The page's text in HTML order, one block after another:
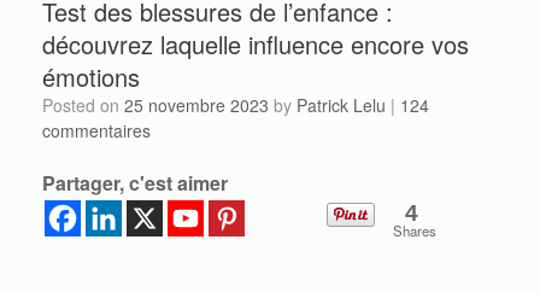
Test des blessures de l’enfance :
découvrez laquelle influence encore vos
émotions
Posted on 25 novembre 2023 by Patrick Lelu | 124
commentaires
Partager, c'est aimer
4
Shares